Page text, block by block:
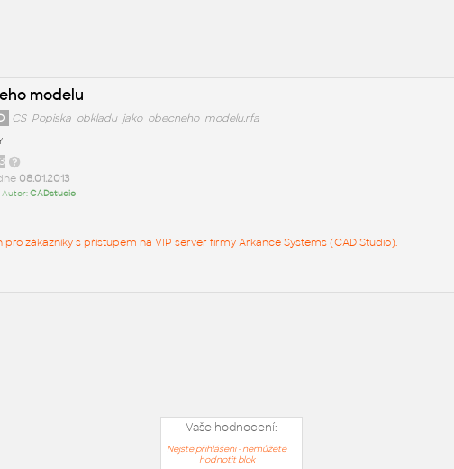
modelu
CS_Popiska_obkladu_jako_obecneho_modelu.rfa
08.01.2013
Autor:CADstudio
pro zákazníky s přístupem na VIP server firmy Arkance Systems (CAD Studio).
Vaše hodnocení:
Nejste přihlášeni - nemůžete
hodnotit blok